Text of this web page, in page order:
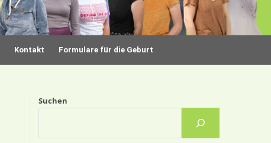
Kontakt Formulare für die Geburt
Suchen